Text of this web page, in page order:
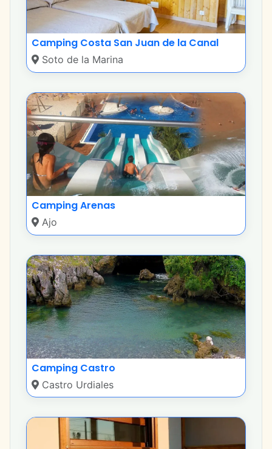
Camping Costa San Juan de la Canal
Soto de la Marina
Camping Arenas
Ajo
Camping Castro
Castro Urdiales